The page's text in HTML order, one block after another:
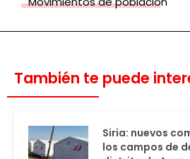
También te puede
Siria: nuevos
los campos de